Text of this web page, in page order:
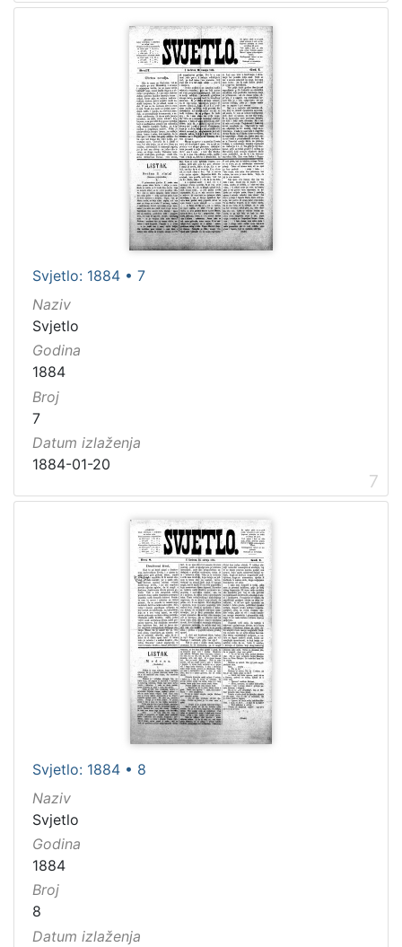
Svjetlo: 1884 • 7
Naziv
Svjetlo
Godina
1884
Broj
7
Datum izlaženja
1884-01-20
7
Svjetlo: 1884 • 8
Naziv
Svjetlo
Godina
1884
Broj
8
Datum izlaženja